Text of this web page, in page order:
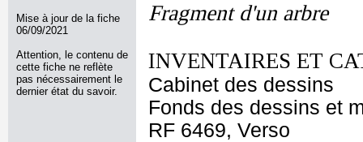
Mise à jour de la fiche
06/09/2021
Attention, le contenu de
cette fiche ne reflète
pas nécessairement le
dernier état du savoir.
Fragment d'un arbre
INVENTAIRES ET
Cabinet des dessins
Fonds des dessins et
RF 6469, Verso